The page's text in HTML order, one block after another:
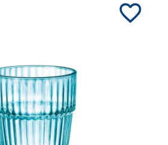
favorite_border